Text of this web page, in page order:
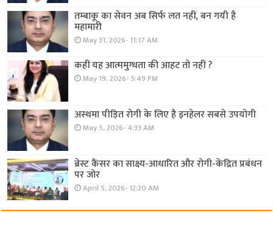
तम्बाकू का सेवन अब सिर्फ लत नहीं, बन गयी है
महामारी
May 31, 2026- 11:17 AM
कहीं यह आत्ममुग्धता की आहट तो नहीं ?
May 19, 2026- 5:49 PM
अस्थमा पीड़ित रोगी के लिए है इनहेलर सबसे उपयोगी
May 5, 2026- 4:33 AM
ब्रेस्ट कैंसर का साक्ष्य-आधारित और रोगी-केंद्रित प्रबंधन
पर जोर
April 5, 2026- 12:20 AM